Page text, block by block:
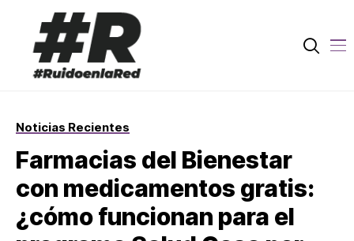
Noticias Recientes
Farmacias del Bienestar
con medicamentos gratis:
¿cómo funcionan para el